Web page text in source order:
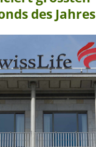
des Jahres